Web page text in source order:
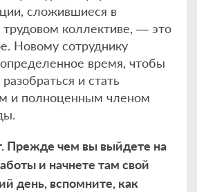
сложившиеся в
коллективе, — это
Новому сотруднику
время, чтобы
и стать
и полноценным членом
Прежде чем вы выйдете на
и начнете там свой
день, вспомните, как